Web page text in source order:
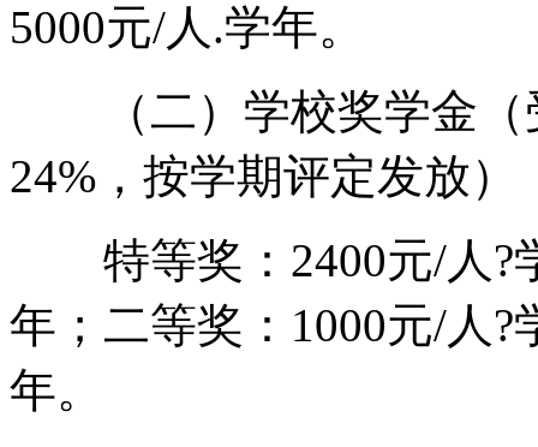
5000元/人.学年。
（二）学校奖学金（
24%，按学期评定发放）
特等奖：2400元/人?
年；二等奖：1000元/人?
年。